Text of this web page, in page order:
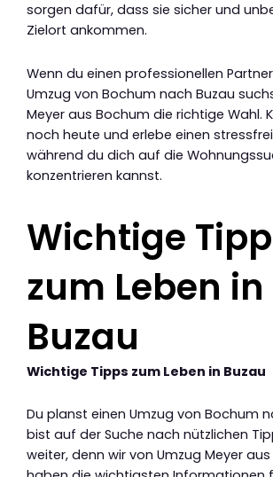
sorgen dafür, dass sie sicher und
Zielort ankommen.
Wenn du einen professionellen
Umzug von Bochum nach Buzau
Meyer aus Bochum die richtige Wahl.
noch heute und erlebe einen
während du dich auf die
konzentrieren kannst.
Wichtige
zum Leben in
Buzau
Wichtige Tipps zum Leben in Buzau
Du planst einen Umzug von Bochum
bist auf der Suche nach nützlichen
weiter, denn wir von Umzug Meyer